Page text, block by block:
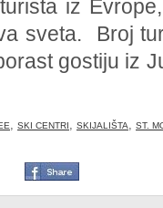
iz
sveta. Broj
gostiju iz
, SKI CENTRI, SKIJALIŠTA, ST.